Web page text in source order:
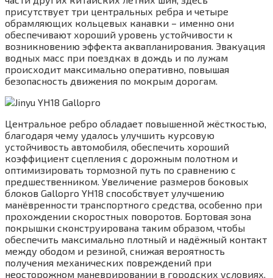
присутствует три центральных ребра и четыре
обрамляющих кольцевых канавки – именно они
обеспечивают хороший уровень устойчивости к
возникновению эффекта аквапланирования. Эвакуация
водных масс при поездках в дождь и по лужам
происходит максимально оперативно, повышая
безопасность движения по мокрым дорогам.
Центральное ребро обладает повышенной жёсткостью,
благодаря чему удалось улучшить курсовую
устойчивость автомобиля, обеспечить хороший
коэффициент сцепления с дорожным полотном и
оптимизировать тормозной путь по сравнению с
предшественником. Увеличение размеров боковых
блоков Gallopro YH18 способствует улучшению
манёвренности транспортного средства, особенно при
прохождении скоростных поворотов. Бортовая зона
покрышки сконструирована таким образом, чтобы
обеспечить максимально плотный и надёжный контакт
между ободом и резиной, снижая вероятность
получения механических повреждений при
неосторожном маневрировании в городских условиях.